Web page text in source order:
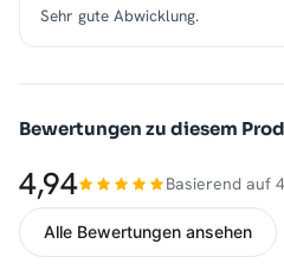
Sehr gute Abwicklung.
Bewertungen zu diesem
4,94 Basierend auf
Alle Bewertungen ansehen